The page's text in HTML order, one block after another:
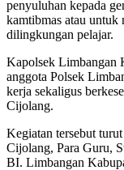
penyuluhan kepada
kamtibmas atau untuk
dilingkungan pelajar.
Kapolsek Limbangan
anggota Polsek
kerja sekaligus
Cijolang.
Kegiatan tersebut
Cijolang, Para Guru,
BI. Limbangan